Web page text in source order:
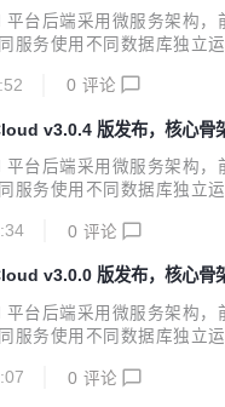
台后端采用微服务架构，
服务使用不同数据库独立运
平台进行改造扩充。
、WMS、MES、PM 等企
型的必备工具 系统演示 演
动回复默认数据库状态）
（前端）:...
0 评论
v3.0.4 版发布，核心骨
台后端采用微服务架构，
服务使用不同数据库独立
平台进行改造扩充。
、WMS、MES、PM 等企
型的必备工具 更新日志
项目（前端）: 新增env变
0 评论
v3.0.0 版发布，核心骨
台后端采用微服务架构，
服务使用不同数据库独立运
平台进行改造扩充。
0 评论